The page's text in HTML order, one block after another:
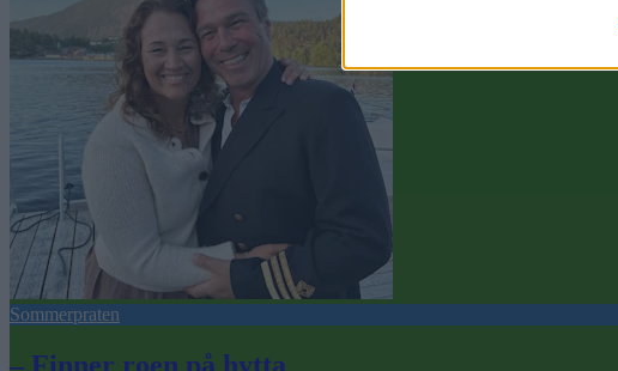
Sommerpraten